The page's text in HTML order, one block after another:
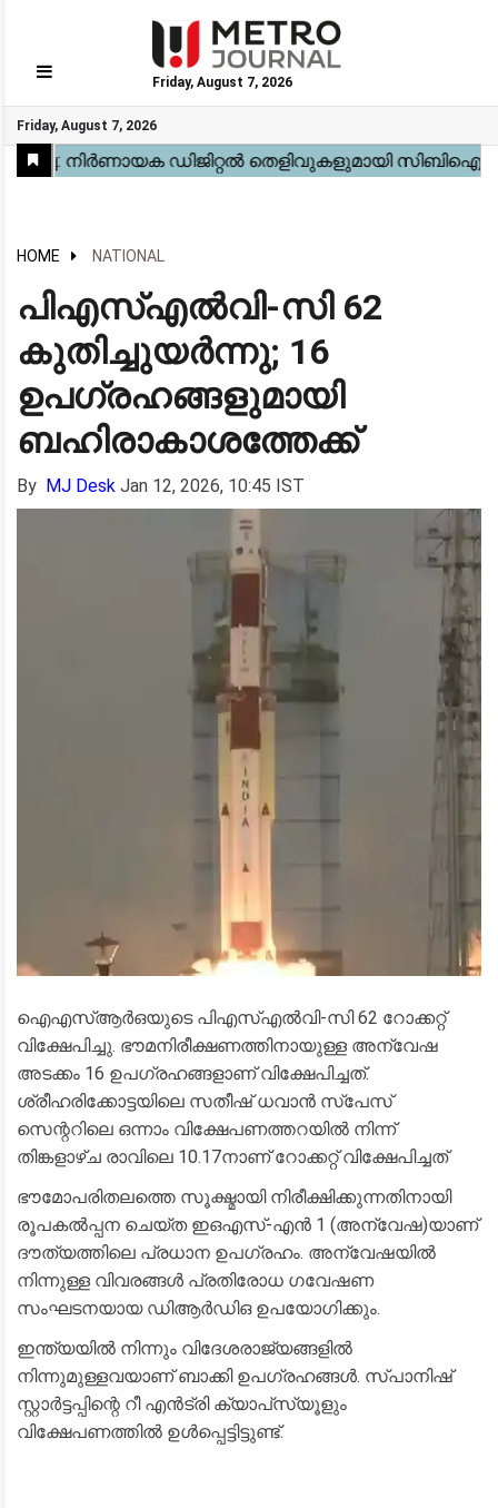
Friday, August 7, 2026
Friday, August 7, 2026
GO
Home
Kerala
National
Gulf
World
Sports
Movies
Health
Automobile
Travel
Education
Novel
Business
Technology
Webstory
HOME NATIONAL
പിഎസ്എൽവി-സി 62
കുതിച്ചുയർന്നു; 16
ഉപഗ്രഹങ്ങളുമായി
ബഹിരാകാശത്തേക്ക്
By MJ Desk Jan 12, 2026, 10:45 IST
ഐഎസ്ആർഒയുടെ പിഎസ്എൽവി-സി 62 റോക്കറ്റ്
വിക്ഷേപിച്ചു. ഭൗമനിരീക്ഷണത്തിനായുള്ള അന്വേഷ
അടക്കം 16 ഉപഗ്രഹങ്ങളാണ് വിക്ഷേപിച്ചത്.
ശ്രീഹരിക്കോട്ടയിലെ സതീഷ് ധവാൻ സ്‌പേസ്
സെന്ററിലെ ഒന്നാം വിക്ഷേപണത്തറയിൽ നിന്ന്
തിങ്കളാഴ്ച രാവിലെ 10.17നാണ് റോക്കറ്റ് വിക്ഷേപിച്ചത്
ഭൗമോപരിതലത്തെ സൂക്ഷ്മായി നിരീക്ഷിക്കുന്നതിനായി
രൂപകൽപ്പന ചെയ്ത ഇഒഎസ്-എൻ 1 (അന്വേഷ)യാണ്
ദൗത്യത്തിലെ പ്രധാന ഉപഗ്രഹം. അന്വേഷയിൽ
നിന്നുള്ള വിവരങ്ങൾ പ്രതിരോധ ഗവേഷണ
സംഘടനയായ ഡിആർഡിഒ ഉപയോഗിക്കും.
ഇന്ത്യയിൽ നിന്നും വിദേശരാജ്യങ്ങളിൽ
നിന്നുമുള്ളവയാണ് ബാക്കി ഉപഗ്രഹങ്ങൾ. സ്പാനിഷ്
സ്റ്റാർട്ടപ്പിന്റെ റീ എൻട്രി ക്യാപ്‌സ്യൂളും
വിക്ഷേപണത്തിൽ ഉൾപ്പെട്ടിട്ടുണ്ട്.